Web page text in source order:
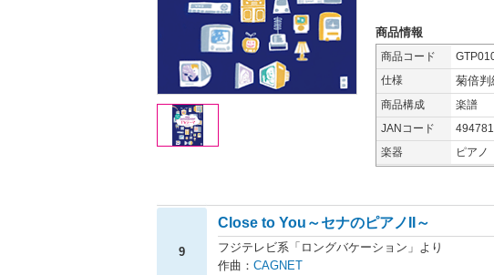
商品情報
商品コード
仕様
菊倍判
商品構成
楽譜
JANコード
楽器
ピアノ
9
Close to You～セナのピアノII～
フジテレビ系「ロングバケーション」より
作曲： CAGNET